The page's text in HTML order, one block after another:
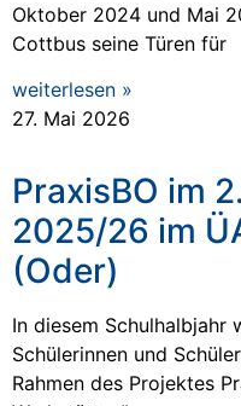
Oktober 2024 und Mai
Cottbus seine Türen für
weiterlesen »
27. Mai 2026
PraxisBO im
2025/26 im
(Oder)
In diesem Schulhalbjahr
Schülerinnen und
Rahmen des Projektes